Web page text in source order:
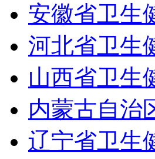
安徽省卫生
河北省卫生
山西省卫生
内蒙古自治
辽宁省卫生